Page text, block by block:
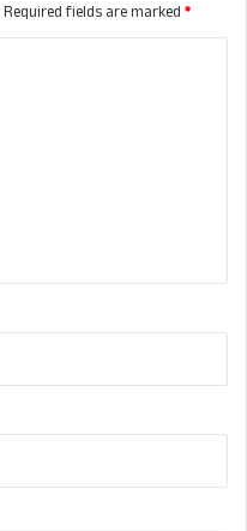
Required fields are marked *